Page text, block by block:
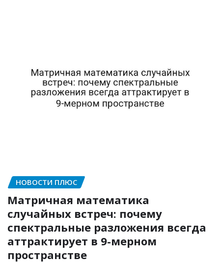
НОВОСТИ ПЛЮС
Матричная математика
случайных встреч: почему
спектральные разложения всегда
аттрактирует в 9-мерном
пространстве